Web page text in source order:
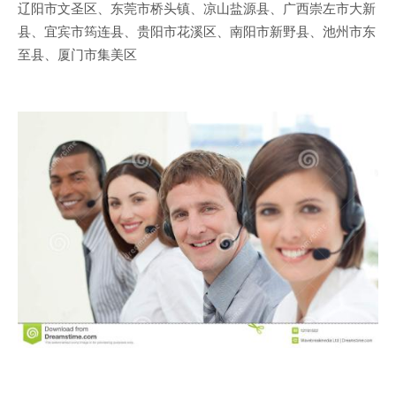
辽阳市文圣区、东莞市桥头镇、凉山盐源县、广西崇左市大新
县、宜宾市筠连县、贵阳市花溪区、南阳市新野县、池州市东
至县、厦门市集美区